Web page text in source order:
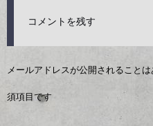
コメントを残す
メールアドレスが公開されることは
須項目です